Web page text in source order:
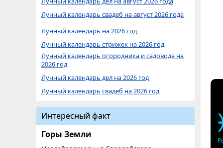
Лунный календарь свадеб на август 2026 года
Лунный календарь на 2026 год
Лунный календарь стрижек на 2026 год
Лунный календарь огородника и садовода на
2026 год
Лунный календарь дел на 2026 год
Лунный календарь свадеб на 2026 год
Интересный факт
Горы Земли